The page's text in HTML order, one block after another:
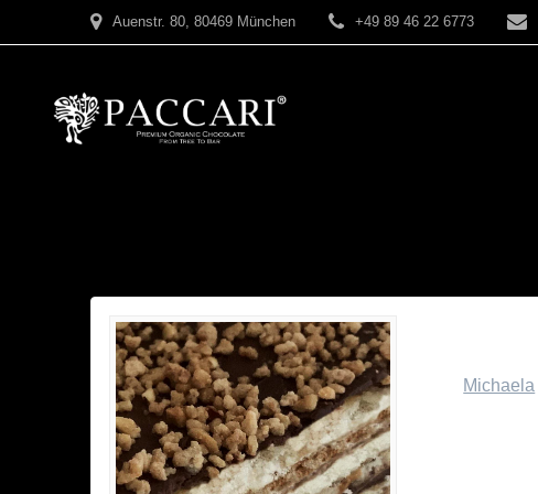
Inhalt
Auenstr. 80, 80469 München +49 89 46 22 6773
Michaela